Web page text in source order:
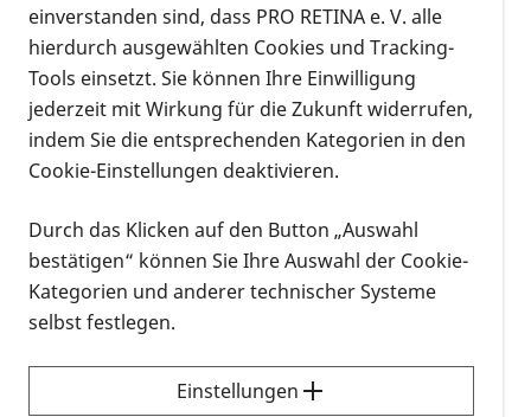
Informationen zum Termin
28.10.2023, 11:00
Uhr– 14:00 Uhr
Veranstaltungsort
Hörsaal der Augenklinik
35390 Gießen,
Friedrichstraße 18
Thema: Neues aus Wissenschaft und Forschung
Referent: Herr Privatdozent Dr. Markus Preising
Kalenderinformationen zum Termin
28.10.2023, 11:00 Uhr
einverstanden sind, dass PRO RETINA e. V. alle
hierdurch ausgewählten Cookies und Tracking-
Tools einsetzt. Sie können Ihre Einwilligung
jederzeit mit Wirkung für die Zukunft widerrufen,
indem Sie die entsprechenden Kategorien in den
Cookie-Einstellungen deaktivieren.
Durch das Klicken auf den Button „Auswahl
bestätigen“ können Sie Ihre Auswahl der Cookie-
Kategorien und anderer technischer Systeme
selbst festlegen.
Einstellungen